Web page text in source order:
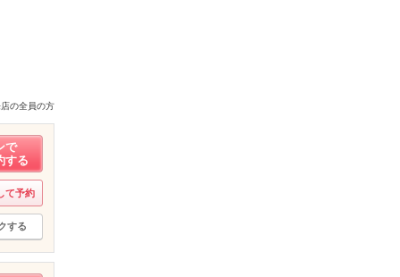
の全員の方
で
する
て予約
する